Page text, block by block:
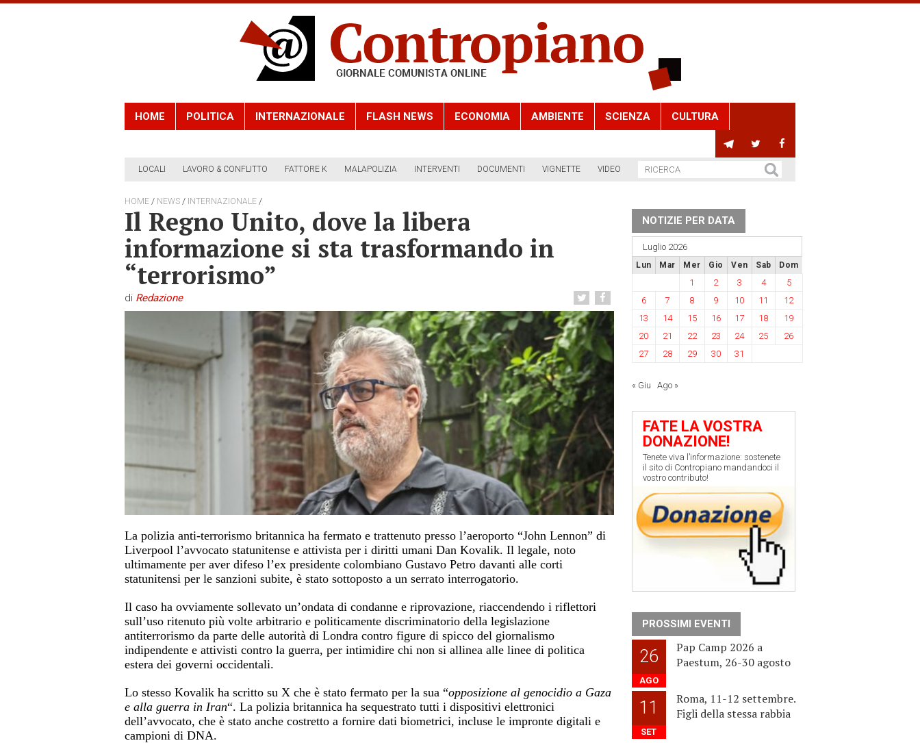
HOME POLITICA INTERNAZIONALE FLASH NEWS ECONOMIA AMBIENTE SCIENZA CULTURA
LOCALI LAVORO & CONFLITTO FATTORE K MALAPOLIZIA INTERVENTI DOCUMENTI VIGNETTE VIDEO
HOME / NEWS / INTERNAZIONALE /
Il Regno Unito, dove la libera
informazione si sta trasformando in
“terrorismo”
di Redazione
La polizia anti-terrorismo britannica ha fermato e trattenuto presso l’aeroporto “John Lennon” di
Liverpool l’avvocato statunitense e attivista per i diritti umani Dan Kovalik. Il legale, noto
ultimamente per aver difeso l’ex presidente colombiano Gustavo Petro davanti alle corti
statunitensi per le sanzioni subite, è stato sottoposto a un serrato interrogatorio.
Il caso ha ovviamente sollevato un’ondata di condanne e riprovazione, riaccendendo i riflettori
sull’uso ritenuto più volte arbitrario e politicamente discriminatorio della legislazione
antiterrorismo da parte delle autorità di Londra contro figure di spicco del giornalismo
indipendente e attivisti contro la guerra, per intimidire chi non si allinea alle linee di politica
estera dei governi occidentali.
Lo stesso Kovalik ha scritto su X che è stato fermato per la sua “opposizione al genocidio a Gaza
e alla guerra in Iran“. La polizia britannica ha sequestrato tutti i dispositivi elettronici
dell’avvocato, che è stato anche costretto a fornire dati biometrici, incluse le impronte digitali e
campioni di DNA.
NOTIZIE PER DATA
Luglio 2026
Lun Mar Mer Gio Ven Sab Dom
1 2 3 4
5
6
7 8 9 10 11
12
13
14 15 16 17 18
19
20
21 22 23 24 25
26
27
28 29 30 31
« Giu Ago »
FATE LA VOSTRA
DONAZIONE!
Tenete viva l’informazione: sostenete
il sito di Contropiano mandandoci il
vostro contributo!
PROSSIMI EVENTI
26
AGO
Pap Camp 2026 a
Paestum, 26-30 agosto
11
SET
Roma, 11-12 settembre.
Figli della stessa rabbia